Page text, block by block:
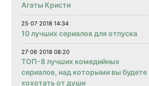
Агаты Кристи
25⋅07⋅2018 14:34
10 лучших сериалов для отпуска
27⋅06⋅2018 08:20
ТОП-8 лучших комедийных
сериалов, над которыми вы будете
хохотать от души